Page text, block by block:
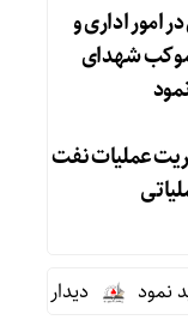
امور اداری و
موکب شهدای
عملیات نفت
دیدار سرپرست